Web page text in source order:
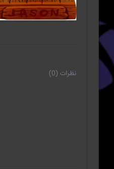
نظرات (0)